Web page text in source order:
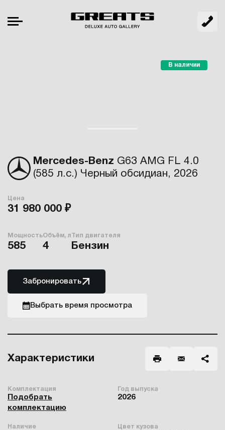
Mercedes-Benz G63 AMG FL 4.0
(585 л.с.) Черный обсидиан, 2026
В наличии
Цена
31 980 000 ₽
Мощность
585
Объём, л
4
Тип двигателя
Бензин
Забронировать
Выбрать время просмотра
Характеристики
Комплектация
Подобрать
комплектацию
Год выпуска
2026
Наличие Цвет кузова